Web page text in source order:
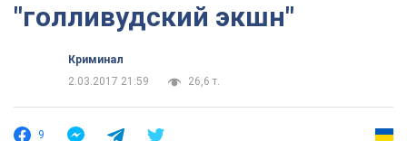
"голливудский экшн"
Криминал
2.03.2017 21:59
26,6 т.
9